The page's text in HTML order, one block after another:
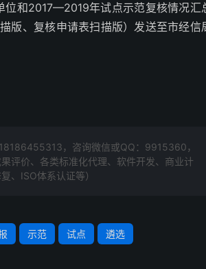
位和2017—2019年试点示范复核情况汇
版、复核申请表扫描版）发送至市经信
18186455313 ，咨询微信或QQ：9915360，
评价、各类标准化代理、软件开发、商业计
、ISO体系认证等）
示范 试点 遴选